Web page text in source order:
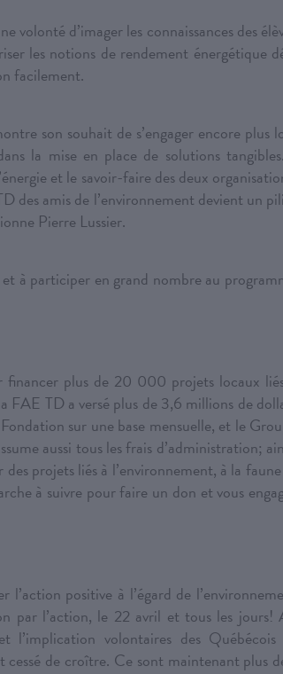
volonté d’imager les connaissances des
les notions de rendement énergétique
facilement.
son souhait de s’engager encore plus
la mise en place de solutions
et le savoir-faire des deux
des amis de l’environnement devient un
Pierre Lussier.
à participer en grand nombre au
plus de 20 000 projets locaux
FAE TD a versé plus de 3,6 millions de
sur une base mensuelle, et le
aussi tous les frais d’administration;
projets liés à l’environnement, à la
à suivre pour faire un don et vous
positive à l’égard de
par l’action, le 22 avril et tous les jours!
volontaires des
cessé de croître. Ce sont maintenant plus